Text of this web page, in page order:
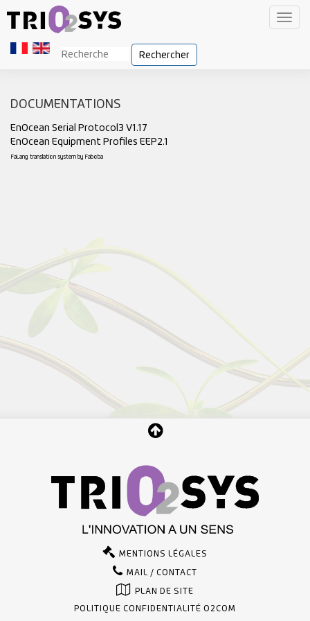
Rechercher
DOCUMENTATIONS
EnOcean Serial Protocol3 V1.17
EnOcean Equipment Profiles EEP2.1
FaLang translation system by Faboba
MENTIONS LÉGALES
MAIL / CONTACT
PLAN DE SITE
POLITIQUE CONFIDENTIALITÉ O2COM